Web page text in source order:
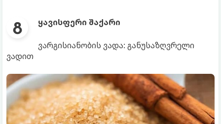
ყავისფერი შაქარი
ვარგისიანობის ვადა: განუსაზღვრელი
ვადით